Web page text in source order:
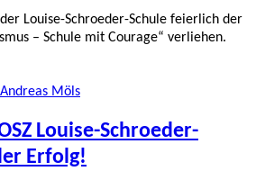
Louise-Schroeder-Schule feierlich der
– Schule mit Courage“ verliehen.
Andreas Möls
Louise-Schroeder-
Erfolg!